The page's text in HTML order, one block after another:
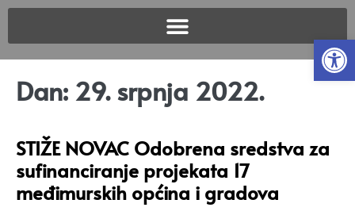
Dan: 29. srpnja 2022.
STIŽE NOVAC Odobrena sredstva za
sufinanciranje projekata 17
međimurskih općina i gradova